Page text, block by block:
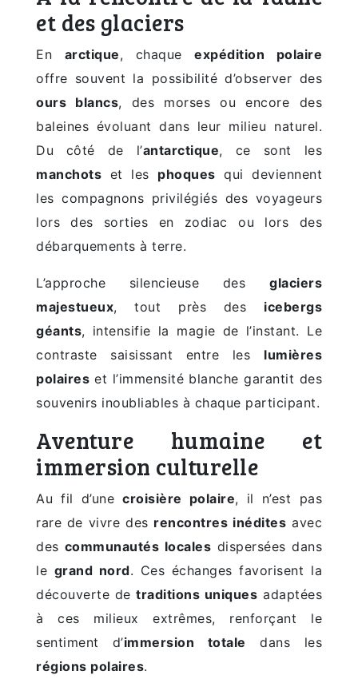
et des glaciers
En arctique, chaque expédition polaire
offre souvent la possibilité d’observer des
ours blancs, des morses ou encore des
baleines évoluant dans leur milieu naturel.
Du côté de l’antarctique, ce sont les
manchots et les phoques qui deviennent
les compagnons privilégiés des voyageurs
lors des sorties en zodiac ou lors des
débarquements à terre.
L’approche silencieuse des glaciers
majestueux, tout près des icebergs
géants, intensifie la magie de l’instant. Le
contraste saisissant entre les lumières
polaires et l’immensité blanche garantit des
souvenirs inoubliables à chaque participant.
Aventure humaine et
immersion culturelle
Au fil d’unecroisière polaire, il n’est pas
rare de vivre des rencontres inédites avec
des communautés locales dispersées dans
le grand nord. Ces échanges favorisent la
découverte detraditions uniques adaptées
à ces milieux extrêmes, renforçant le
sentiment d’immersion totale dans les
régions polaires.